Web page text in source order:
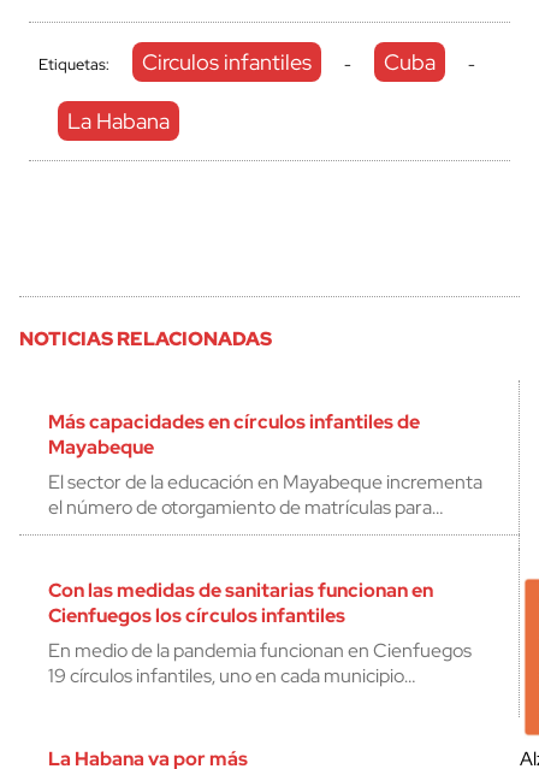
Etiquetas: Circulos infantiles - Cuba -
La Habana
NOTICIAS RELACIONADAS
Más capacidades en círculos infantiles de
Mayabeque
El sector de la educación en Mayabeque incrementa
el número de otorgamiento de matrículas para…
Con las medidas de sanitarias funcionan en
Cienfuegos los círculos infantiles
En medio de la pandemia funcionan en Cienfuegos
19 círculos infantiles, uno en cada municipio…
La Habana va por más